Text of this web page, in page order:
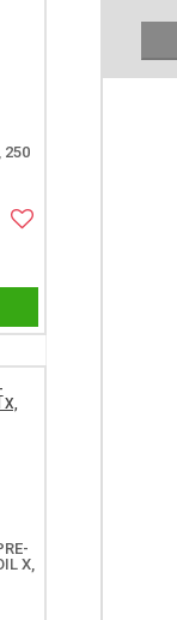
250
X,